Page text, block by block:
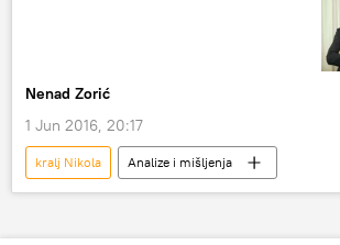
Nenad Zorić
1 Jun 2016, 20:17
kralj Nikola
Analize i mišljenja
Komentari i Analitika
Crna Gora